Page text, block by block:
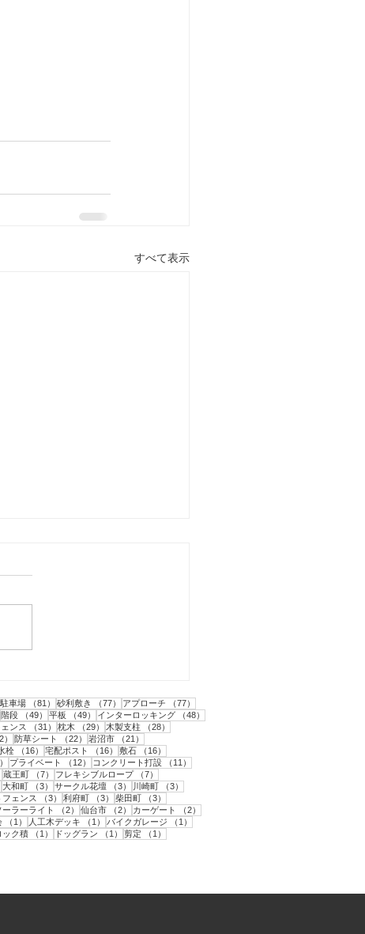
すべて表示
フェンス工事・1
91件の記事
駐車場 （81） 81件の記事
砂利敷き （77） 77件の記事
アプローチ （77）
52件の記事
階段 （49） 49件の記事
平板 （49） 49件の記事
インターロッキング （48）
ンス （31） 31件の記事
枕木 （29） 29件の記事
木製支柱 （28）
） 22件の記事
防草シート （22） 22件の記事
岩沼市 （21）
件の記事
栓 （16） 16件の記事
宅配ポスト （16） 16件の記事
敷石 （16）
12件の記事
プライベート （12） 12件の記事
コンクリート打設 （11）
7件の記事
蔵王町 （7） 7件の記事
フレキシブルロープ （7）
3件の記事
大和町 （3） 3件の記事
サークル花壇 （3） 3件の記事
川崎町 （3）
フェンス （3） 3件の記事
利府町 （3） 3件の記事
柴田町 （3）
の記事
ーラーライト （2） 2件の記事
仙台市 （2） 2件の記事
カーゲート （2）
記事
（1） 1件の記事
人工木デッキ （1） 1件の記事
バイクガレージ （1）
記事
ック積 （1） 1件の記事
ドッグラン （1） 1件の記事
剪定 （1）